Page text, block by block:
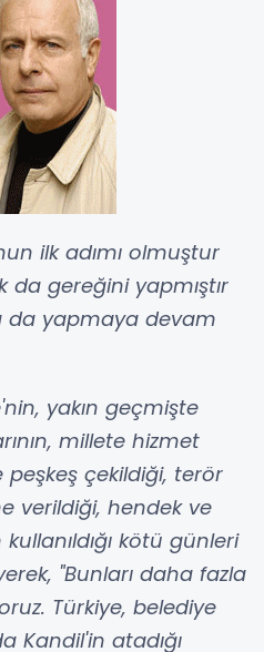
ilk adımı olmuştur
da gereğini yapmıştır
da yapmaya devam
yakın geçmişte
millete hizmet
çekildiği, terör
verildiği, hendek ve
kötü günleri
"Bunları daha fazla
Türkiye, belediye
Kandil'in atadığı